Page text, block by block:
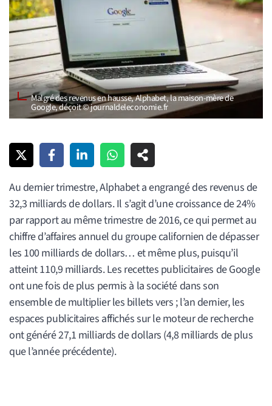
Malgré des revenus en hausse, Alphabet, la maison-mère de
Google, déçoit © journaldeleconomie.fr
Au dernier trimestre, Alphabet a engrangé des revenus de
32,3 milliards de dollars. Il s’agit d’une croissance de 24%
par rapport au même trimestre de 2016, ce qui permet au
chiffre d’affaires annuel du groupe californien de dépasser
les 100 milliards de dollars… et même plus, puisqu’il
atteint 110,9 milliards. Les recettes publicitaires de Google
ont une fois de plus permis à la société dans son
ensemble de multiplier les billets vers ; l’an dernier, les
espaces publicitaires affichés sur le moteur de recherche
ont généré 27,1 milliards de dollars (4,8 milliards de plus
que l’année précédente).